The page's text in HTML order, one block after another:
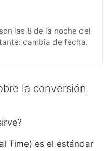
las 8 de la noche del
cambia de fecha.
la conversión
Time) es el estándar